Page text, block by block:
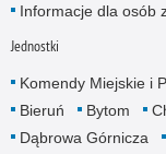
Informacje dla osób
Jednostki
Komendy Miejskie i
Bieruń
Bytom
Dąbrowa Górnicza